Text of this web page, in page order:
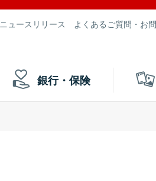
ニュースリリース よくあるご質問・お
銀行・保険